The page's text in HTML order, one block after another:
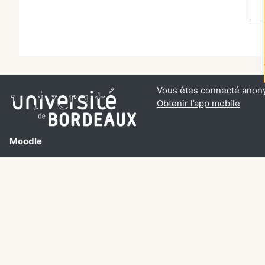
Moodle
Vous êtes connecté
Obtenir l’app mobile